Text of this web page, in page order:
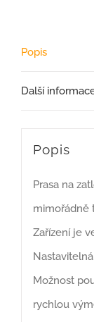
Popis
Další
Popis
Prasa na
mimořádně
Zařízení je
Možnost
rychlou